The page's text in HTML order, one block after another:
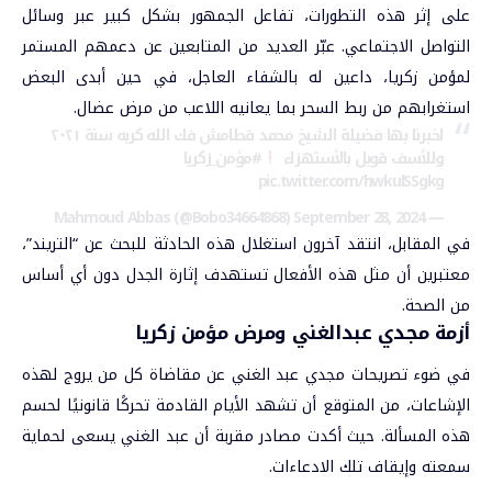
على إثر هذه التطورات، تفاعل الجمهور بشكل كبير عبر وسائل
التواصل الاجتماعي. عبّر العديد من المتابعين عن دعمهم المستمر
لمؤمن زكريا، داعين له بالشفاء العاجل، في حين أبدى البعض
استغرابهم من ربط السحر بما يعانيه اللاعب من مرض عضال.
اخبرنا بها فضيلة الشيخ محمد قطامش فك الله كربه سنة ٢٠٢١
وللأسف قوبل بالأستهزاء #مؤمن_زكريا
pic.twitter.com/hwkulSSgkg
— Mahmoud Abbas (@Bobo34664868)
September 28, 2024
في المقابل، انتقد آخرون استغلال هذه الحادثة للبحث عن “التريند”،
معتبرين أن مثل هذه الأفعال تستهدف إثارة الجدل دون أي أساس
من الصحة.
أزمة مجدي عبدالغني ومرض مؤمن زكريا
في ضوء تصريحات مجدي عبد الغني عن مقاضاة كل من يروج لهذه
الإشاعات، من المتوقع أن تشهد الأيام القادمة تحركًا قانونيًا لحسم
هذه المسألة. حيث أكدت مصادر مقربة أن عبد الغني يسعى لحماية
سمعته وإيقاف تلك الادعاءات.